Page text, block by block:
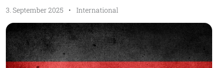
3. September 2025 • International